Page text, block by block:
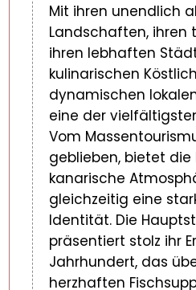
Mit ihren unendlich
Landschaften, ihren
ihren lebhaften
kulinarischen
dynamischen
eine der
Vom
geblieben, bietet die
kanarische
gleichzeitig eine
Identität. Die
präsentiert stolz ihr
Jahrhundert, das
herzhaften